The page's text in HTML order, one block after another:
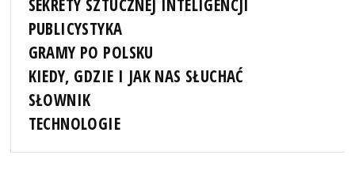
PUBLICYSTYKA
GRAMY PO POLSKU
KIEDY, GDZIE I JAK NAS SŁUCHAĆ
SŁOWNIK
TECHNOLOGIE